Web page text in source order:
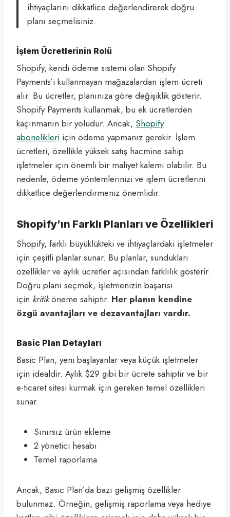
ihtiyaçlarını dikkatlice değerlendirerek doğru
planı seçmelisiniz.
İşlem Ücretlerinin Rolü
Shopify, kendi ödeme sistemi olan Shopify
Payments’i kullanmayan mağazalardan işlem ücreti
alır. Bu ücretler, planınıza göre değişiklik gösterir.
Shopify Payments kullanmak, bu ek ücretlerden
kaçınmanın bir yoludur. Ancak, Shopify
abonelikleri için ödeme yapmanız gerekir. İşlem
ücretleri, özellikle yüksek satış hacmine sahip
işletmeler için önemli bir maliyet kalemi olabilir. Bu
nedenle, ödeme yöntemlerinizi ve işlem ücretlerini
dikkatlice değerlendirmeniz önemlidir.
Shopify’ın Farklı Planları ve Özellikleri
Shopify, farklı büyüklükteki ve ihtiyaçlardaki işletmeler
için çeşitli planlar sunar. Bu planlar, sundukları
özellikler ve aylık ücretler açısından farklılık gösterir.
Doğru planı seçmek, işletmenizin başarısı
için kritiköneme sahiptir. Her planın kendine
özgü avantajları ve dezavantajları vardır.
Basic Plan Detayları
Basic Plan, yeni başlayanlar veya küçük işletmeler
için idealdir. Aylık $29 gibi bir ücrete sahiptir ve bir
e-ticaret sitesi kurmak için gereken temel özellikleri
sunar.
Sınırsız ürün ekleme
2 yönetici hesabı
Temel raporlama
Ancak, Basic Plan’da bazı gelişmiş özellikler
bulunmaz. Örneğin, gelişmiş raporlama veya hediye